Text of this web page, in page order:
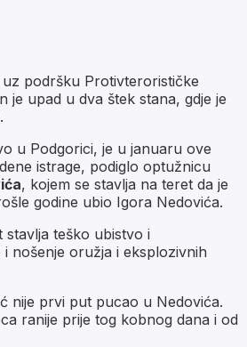
uz podršku Protivterorističke
je upad u dva štek stana, gdje je
u Podgorici, je u januaru ove
istrage, podiglo optužnicu
, kojem se stavlja na teret da je
godine ubio Igora Nedovića.
stavlja teško ubistvo i
nošenje oružja i eksplozivnih
nije prvi put pucao u Nedovića.
ranije prije tog kobnog dana i od